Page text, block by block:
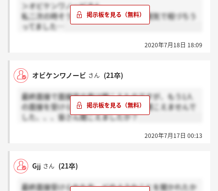
＞オビケンワノービさん
私二次の時そうでした…言い出せず雰囲気で相づちう
ってました…
2020年7月18日 18:09
オビケンワノービ さん (21卒)
最終面接で面接官の声は聞こえたのですが、もう1人
の面接を受けられている方の声が全く聞こえませんで
した、、、皆さん聞こえましたか？
2020年7月17日 00:13
Gjj さん (21卒)
最終面接受けられた方、どのようなことを聞かれたか